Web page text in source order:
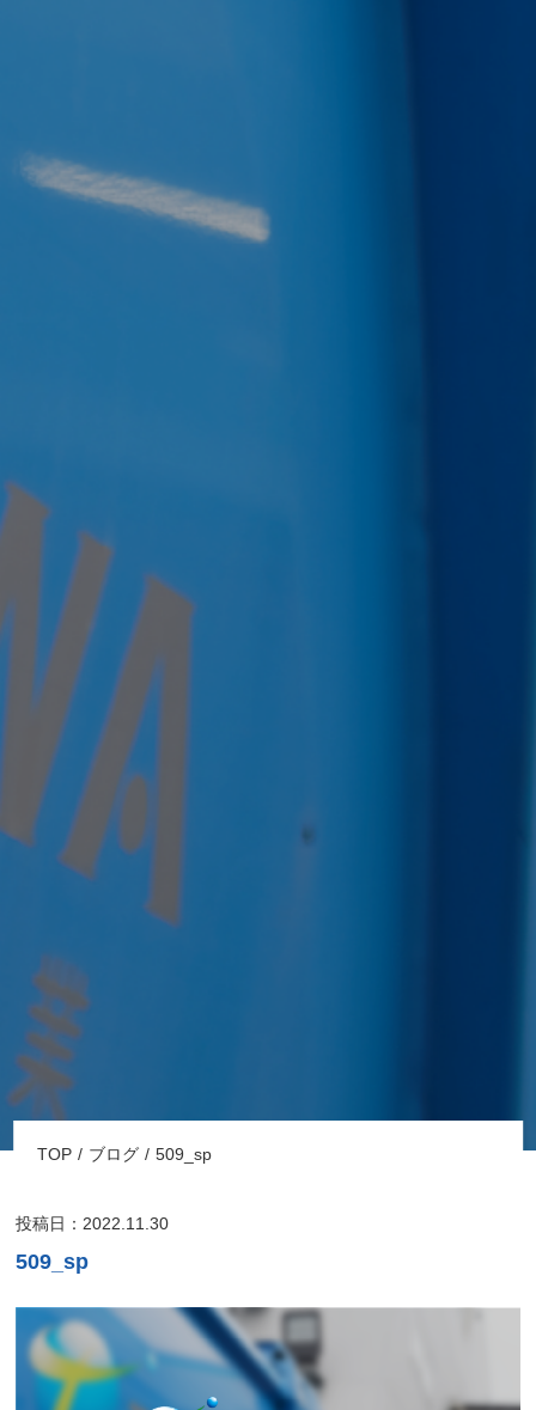
TOP ブログ 509_sp
投稿日：2022.11.30
509_sp